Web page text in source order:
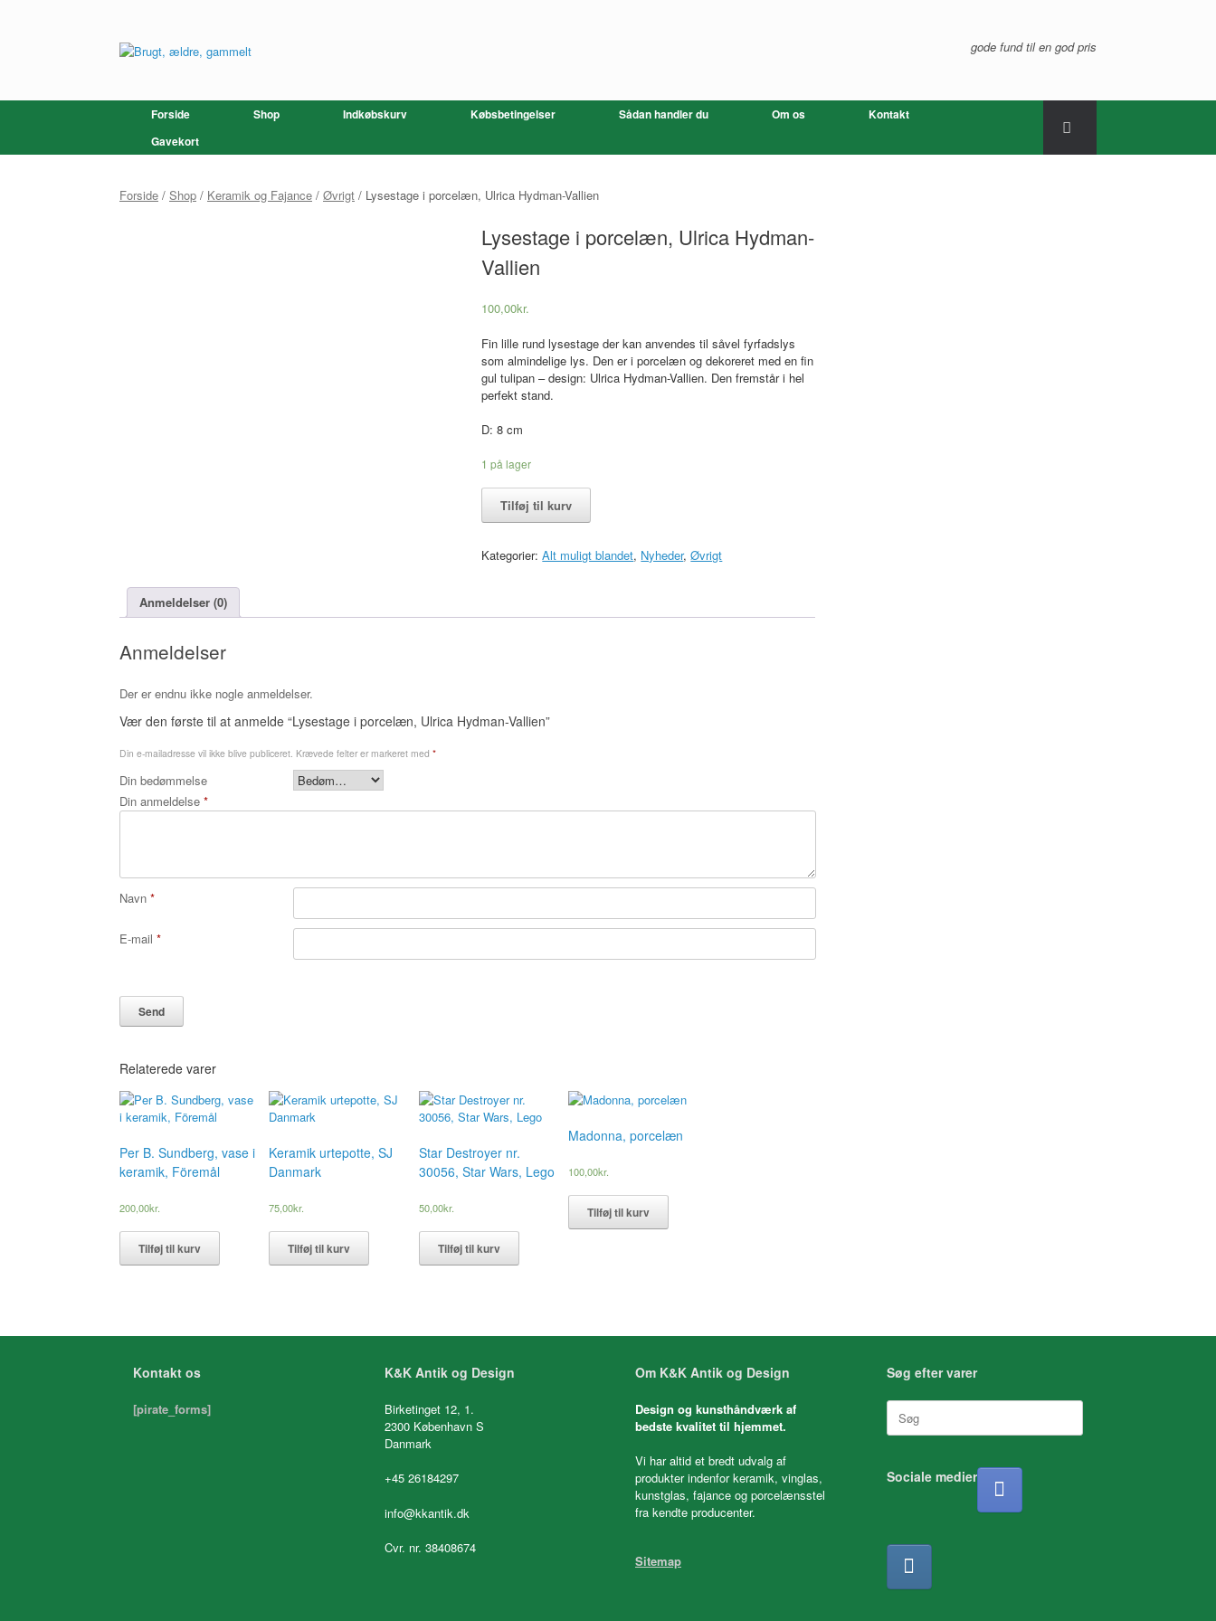
gode fund til en god pris
Forside Shop Indkøbskurv Købsbetingelser Sådan handler du Om os
Kontakt
Gavekort
Forside / Shop / Keramik og Fajance / Øvrigt / Lysestage i porcelæn, Ulrica Hydman-Vallien
Lysestage i porcelæn, Ulrica Hydman-
Vallien
100,00kr.
Fin lille rund lysestage der kan anvendes til såvel fyrfadslys
som almindelige lys. Den er i porcelæn og dekoreret med en fin
gul tulipan – design: Ulrica Hydman-Vallien. Den fremstår i hel
perfekt stand.
D: 8 cm
1 på lager
Lysestage
Hydman-
Tilføj til kurv
Kategorier:Alt muligt blandet, Nyheder,Øvrigt
Anmeldelser (0)
Anmeldelser
Der er endnu ikke nogle anmeldelser.
Vær den første til at anmelde “Lysestage i porcelæn, Ulrica Hydman-Vallien”
Din e-mailadresse vil ikke blive publiceret. Krævede felter er markeret med *
Din bedømmelse
Din anmeldelse *
Navn *
E-mail *
Relaterede varer
Per B. Sundberg, vase i
keramik, Föremål
200,00kr.
Tilføj til kurv
Keramik urtepotte, SJ
Danmark
75,00kr.
Tilføj til kurv
Star Destroyer nr.
30056, Star Wars, Lego
50,00kr.
Tilføj til kurv
Madonna, porcelæn
100,00kr.
Tilføj til kurv
Kontakt os
[pirate_forms]
K&K Antik og Design
Birketinget 12, 1.
2300 København S
Danmark
+45 26184297
info@kkantik.dk
Cvr. nr. 38408674
Om K&K Antik og Design
Design og kunsthåndværk af
bedste kvalitet til hjemmet.
Vi har altid et bredt udvalg af
produkter indenfor keramik, vinglas,
kunstglas, fajance og porcelænsstel
fra kendte producenter.
Sitemap
Søg efter varer
Søg
efter:
Sociale medier